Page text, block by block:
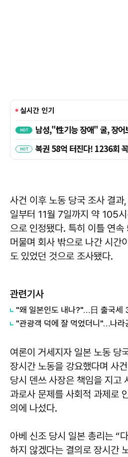
사건 이후 노동 당국 조사 결
일부터 11월 7일까지 약 105
으로 인정됐다. 특히 이틀 연
머물며 회사 밖으로 나간 시간
도 있었던 것으로 조사됐다.
관련기사
"왜 일본인도 내나?"…日 출국세
여론이 거세지자 일본 노동 당
장시간 노동을 강요했다며 사
당시 덴쓰 사장은 책임을 지고
과로사 문제를 사회적 과제로
의에 나섰다.
아베 신조 당시 일본 총리는 “
하지 않겠다는 결의로 장시간